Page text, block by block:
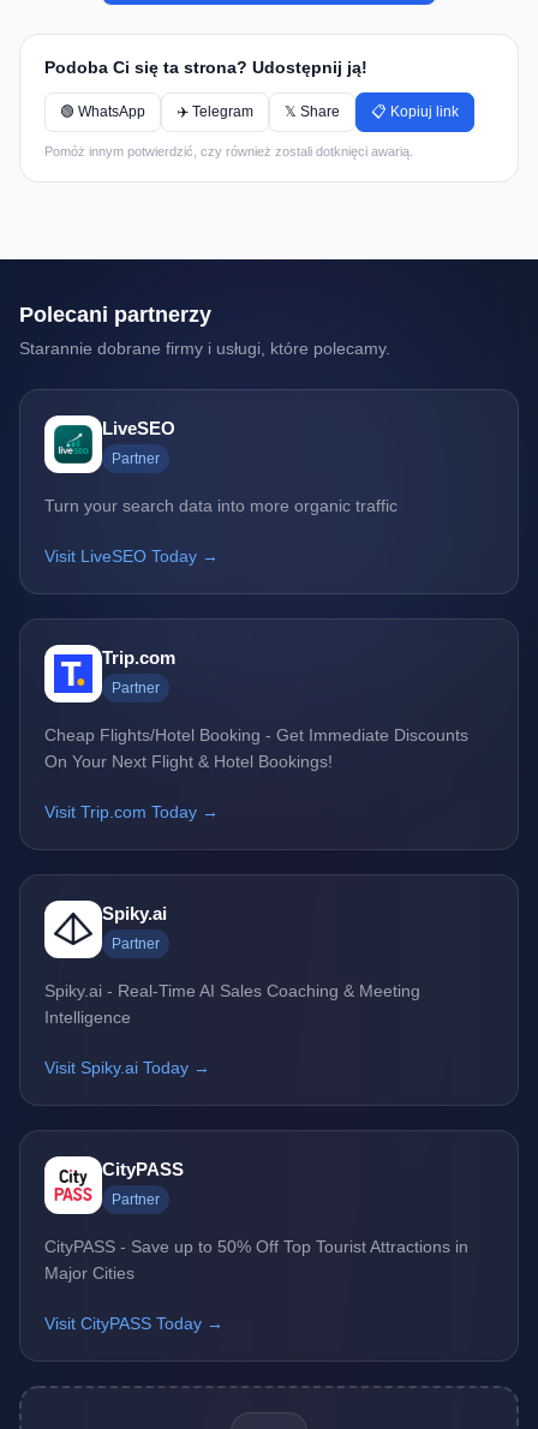
Podoba Ci się ta strona? Udostępnij ją!
🟢 WhatsApp ✈️ Telegram 𝕏 Share 📋 Kopiuj link
Pomóż innym potwierdzić, czy również zostali dotknięci awarią.
Polecani partnerzy
Starannie dobrane firmy i usługi, które polecamy.
LiveSEO
Partner
Turn your search data into more organic traffic
Visit LiveSEO Today →
Trip.com
Partner
Cheap Flights/Hotel Booking - Get Immediate Discounts
On Your Next Flight & Hotel Bookings!
Visit Trip.com Today →
Spiky.ai
Partner
Spiky.ai - Real-Time AI Sales Coaching & Meeting
Intelligence
Visit Spiky.ai Today →
CityPASS
Partner
CityPASS - Save up to 50% Off Top Tourist Attractions in
Major Cities
Visit CityPASS Today →